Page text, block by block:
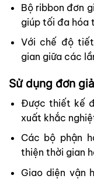
Bộ ribbon đơn
giúp tối đa hóa
Với chế độ
gian giữa các
Sử dụng đơn
Được thiết kế
xuất khắc
Các bộ phận
thiện thời gian
Giao diện vận